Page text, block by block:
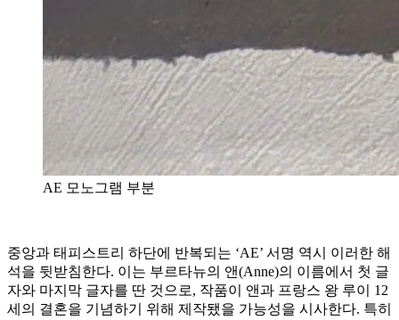
AE 모노그램 부분
중앙과 태피스트리 하단에 반복되는 ‘AE’ 서명 역시 이러한 해
석을 뒷받침한다. 이는 부르타뉴의 앤(Anne)의 이름에서 첫 글
자와 마지막 글자를 딴 것으로, 작품이 앤과 프랑스 왕 루이 12
세의 결혼을 기념하기 위해 제작됐을 가능성을 시사한다. 특히